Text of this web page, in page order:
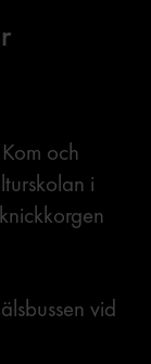
och
i
vid